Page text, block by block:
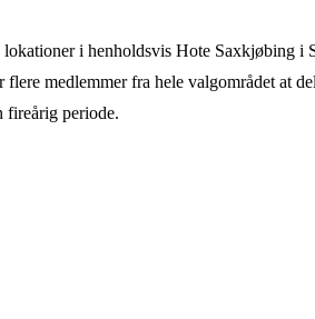
lokationer i henholdsvis Hote Saxkjøbing i
medlemmer fra hele valgområdet at
fireårig periode.